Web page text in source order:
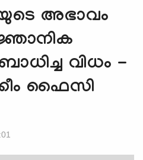
അഭാവം
വിധം -
ഫൈസി